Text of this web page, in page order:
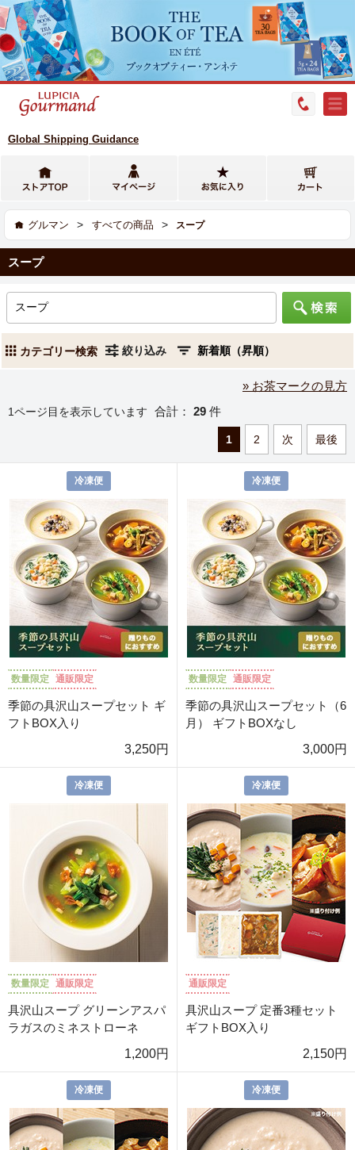
Global Shipping Guidance
グルマン > すべての商品 > スープ
スープ
カテゴリー検索 絞り込み
» お茶マークの見方
1ページ目を表示しています 合計： 29 件
1 2 次 最後
冷凍便
数量限定 通販限定
季節の具沢山スープセット ギ
フトBOX入り
3,250円
冷凍便
数量限定 通販限定
季節の具沢山スープセット（6
月） ギフトBOXなし
3,000円
冷凍便
数量限定 通販限定
具沢山スープ グリーンアスパ
ラガスのミネストローネ
1,200円
冷凍便
通販限定
具沢山スープ 定番3種セット
ギフトBOX入り
2,150円
冷凍便 冷凍便